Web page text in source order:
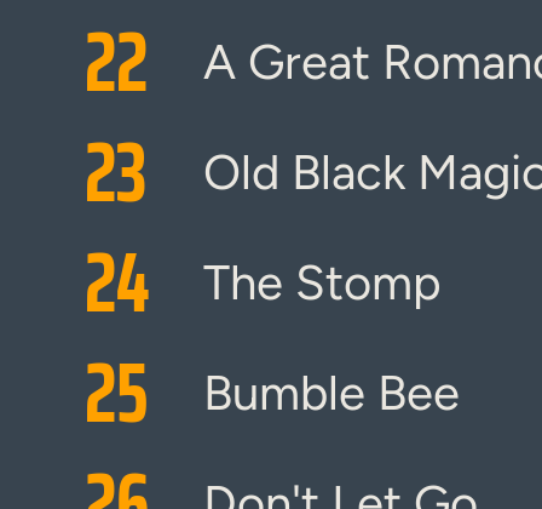
22 A Great
23 Old Black
24 The Stomp
25 Bumble Bee